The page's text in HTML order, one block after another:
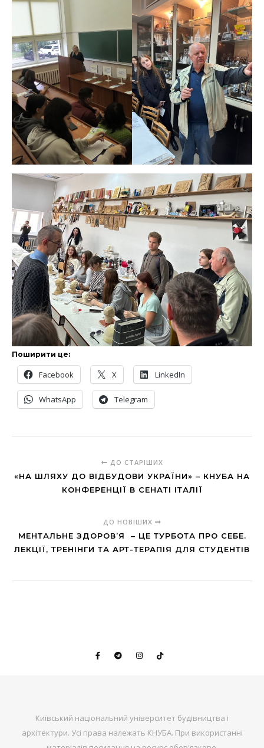
Поширити це:
Facebook X LinkedIn
WhatsApp Telegram
ДО СТАРІШИХ
«НА ШЛЯХУ ДО ВІДБУДОВИ УКРАЇНИ» – КНУБА НА
КОНФЕРЕНЦІЇ В СЕНАТІ ІТАЛІЇ
ДО НОВІШИХ
МЕНТАЛЬНЕ ЗДОРОВ’Я – ЦЕ ТУРБОТА ПРО СЕБЕ.
ЛЕКЦІЇ, ТРЕНІНГИ ТА АРТ-ТЕРАПІЯ ДЛЯ СТУДЕНТІВ
Київський національний університет будівництва і
архітектури. Усі права належать КНУБА. При використанні